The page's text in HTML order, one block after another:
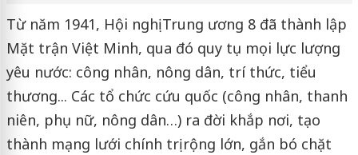
Từ năm 1941, Hội nghị Trung ương 8 đã thành lập
Mặt trận Việt Minh, qua đó quy tụ mọi lực lượng
yêu nước: công nhân, nông dân, trí thức, tiểu
thương... Các tổ chức cứu quốc (công nhân, thanh
niên, phụ nữ, nông dân…) ra đời khắp nơi, tạo
thành mạng lưới chính trị rộng lớn, gắn bó chặt